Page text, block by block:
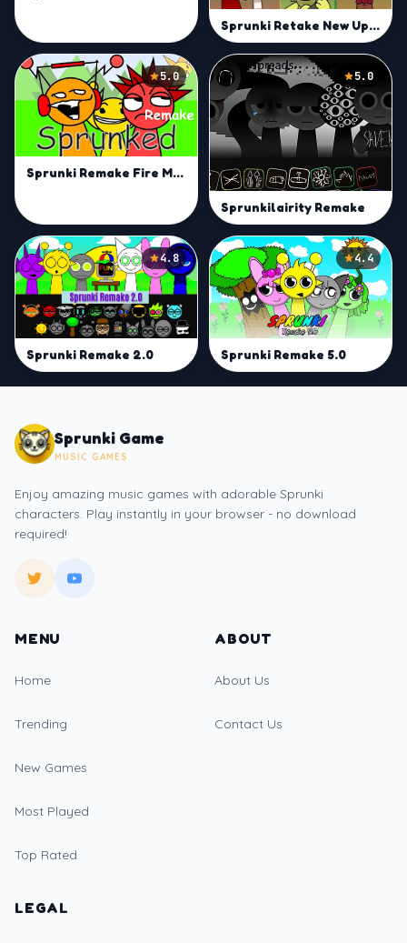
Sprunki Retake New Update | Unleash Your Remix Skills Online
5.0
Sprunki Remake Fire Mod
5.0
Sprunkilairity Remake
4.8
Sprunki Remake 2.0
4.4
Sprunki Remake 5.0
Sprunki Game
MUSIC GAMES
Enjoy amazing music games with adorable Sprunki
characters. Play instantly in your browser - no download
required!
MENU
Home
Trending
New Games
Most Played
Top Rated
ABOUT
About Us
Contact Us
LEGAL